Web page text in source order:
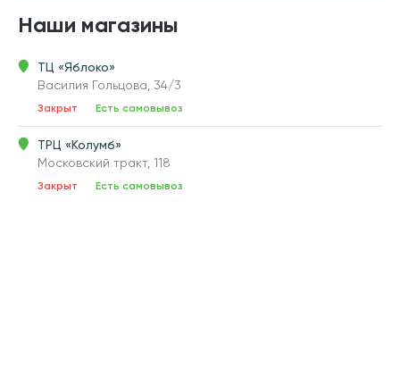
Наши магазины
ТЦ «Яблоко»
Василия Гольцова, 34/3
Закрыт Есть самовывоз
ТРЦ «Колумб»
Московский тракт, 118
Закрыт Есть самовывоз